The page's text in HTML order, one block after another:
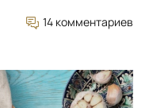
14 комментариев